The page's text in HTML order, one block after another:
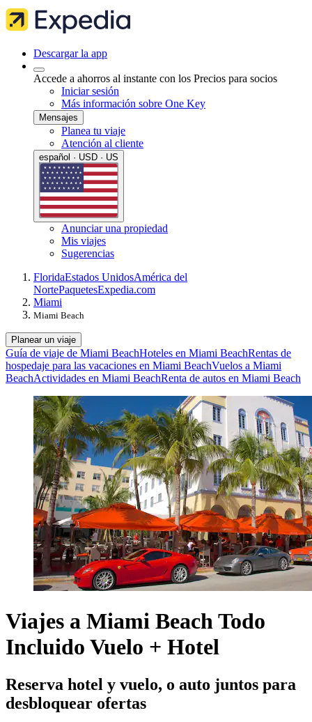
Descargar la app
Accede a ahorros al instante con los Precios para socios
Iniciar sesión
Más información sobre One Key
Mensajes
Planea tu viaje
Atención al cliente
español · USD · US
Anunciar una propiedad
Mis viajes
Sugerencias
FloridaEstados UnidosAmérica del
NortePaquetesExpedia.com
Miami
Miami Beach
Planear un viaje
Guía de viaje de Miami BeachHoteles en Miami BeachRentas de
hospedaje para las vacaciones en Miami BeachVuelos a Miami
BeachActividades en Miami BeachRenta de autos en Miami Beach
Viajes a Miami Beach Todo
Incluido Vuelo + Hotel
Reserva hotel y vuelo, o auto juntos para
desbloquear ofertas